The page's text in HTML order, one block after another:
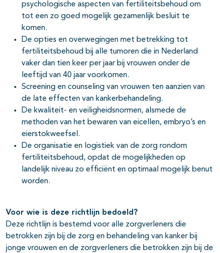
psychologische aspecten van fertiliteitsbehoud om
tot een zo goed mogelijk gezamenlijk besluit te
komen.
De opties en overwegingen met betrekking tot
fertiliteitsbehoud bij alle tumoren die in Nederland
vaker dan tien keer per jaar bij vrouwen onder de
leeftijd van 40 jaar voorkomen.
Screening en counseling van vrouwen ten aanzien van
de late effecten van kankerbehandeling.
De kwaliteit- en veiligheidsnormen, alsmede de
methoden van het bewaren van eicellen, embryo’s en
eierstokweefsel.
De organisatie en logistiek van de zorg rondom
fertiliteitsbehoud, opdat de mogelijkheden op
landelijk niveau zo efficiënt en optimaal mogelijk benut
worden.
Voor wie is deze richtlijn bedoeld?
Deze richtlijn is bestemd voor alle zorgverleners die
betrokken zijn bij de zorg en behandeling van kanker bij
jonge vrouwen en de zorgverleners die betrokken zijn bij de